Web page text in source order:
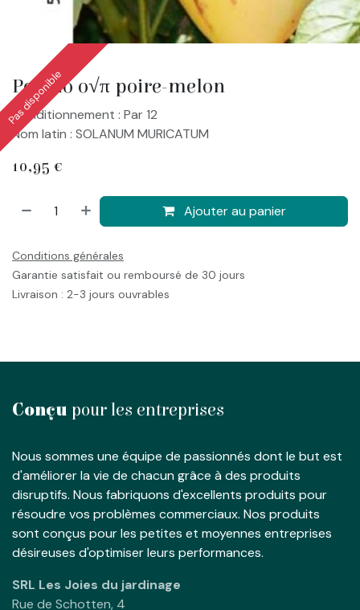
Pepino o√π poire-melon
Pas disponible
Conditionnement : Par 12
Nom latin : SOLANUM MURICATUM
10,95 €
Ajouter au panier
Conditions générales
Garantie satisfait ou remboursé de 30 jours
Livraison : 2-3 jours ouvrables
Conçu pour les entreprises
Nous sommes une équipe de passionnés dont le but est
d'améliorer la vie de chacun grâce à des produits
disruptifs. Nous fabriquons d'excellents produits pour
résoudre vos problèmes commerciaux. Nos produits
sont conçus pour les petites et moyennes entreprises
désireuses d'optimiser leurs performances.
SRL Les Joies du jardinage
Rue de Schotten, 4